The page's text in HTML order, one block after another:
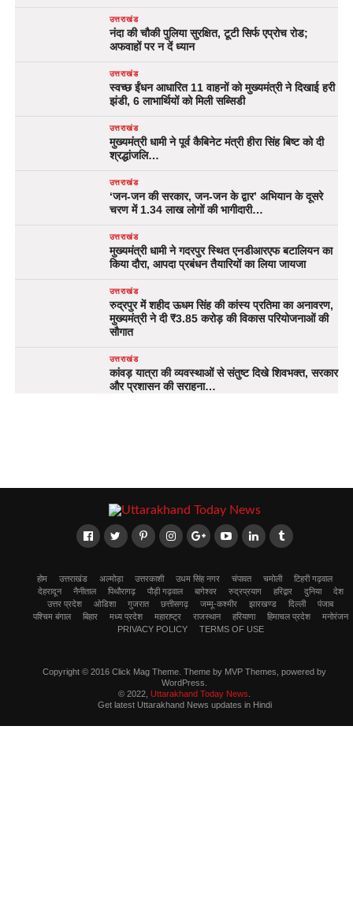
उत्तराखंड
नंदा की चौकी पुलिया सुरक्षित, टूटी सिर्फ एप्रोच रोड;
अफवाहों पर न दें ध्यान
उत्तराखंड
स्वच्छ ईंधन आधारित 11 वाहनों को मुख्यमंत्री ने दिखाई हरी
झंडी, 6 लाभार्थियों को मिली सब्सिडी
उत्तराखंड
मुख्यमंत्री धामी ने पूर्व कैबिनेट मंत्री हीरा सिंह बिष्ट को दी
श्रद्धांजलि…
उत्तराखंड
‘जन-जन की सरकार, जन-जन के द्वार’ अभियान के दूसरे
चरण में 1.34 लाख लोगों की भागीदारी…
उत्तराखंड
मुख्यमंत्री धामी ने गदरपुर स्थित एनडीआरएफ बटालियन का
किया दौरा, आपदा प्रबंधन तैयारियों का लिया जायजा
उत्तराखंड
रुद्रपुर में शहीद ऊधम सिंह की कांस्य प्रतिमा का अनावरण,
मुख्यमंत्री ने दी ₹3.85 करोड़ की विकास परियोजनाओं की
सौगात
उत्तराखंड
कांवड़ यात्रा की व्यवस्थाओं से संतुष्ट दिखे शिवभक्त, सरकार
और प्रशासन की सराहना…
होम उत्तराखंड अल्मोड़ा उत्तरकाशी उधम सिंह नगर चंपावत चमोली
टिहरी गढ़वाल
देहरादून
नैनीताल पिथौरागढ़ पौड़ी गढ़वाल बागेश्वर रुद्रप्रयाग हरिद्वार दुनिया
देश
उत्तर प्रदेश
ओडिशा गुजरात छत्तीसगढ़ जम्मू-कश्मीर झारखण्ड दिल्ली
पंजाब
पश्चिम बंगाल
बिहार मध्य प्रदेश महाराष्ट्र राजस्थान हरियाणा हिमाचल प्रदेश
मनोरंजन
PRIVACY POLICY
TERMS OF USE
Copyright © 2016 Click Mag Theme. Theme by MVP Themes, powered by
WordPress.
© 2022, Uttarakhand Today News
Get latest Uttarakhand News updates in Hindi